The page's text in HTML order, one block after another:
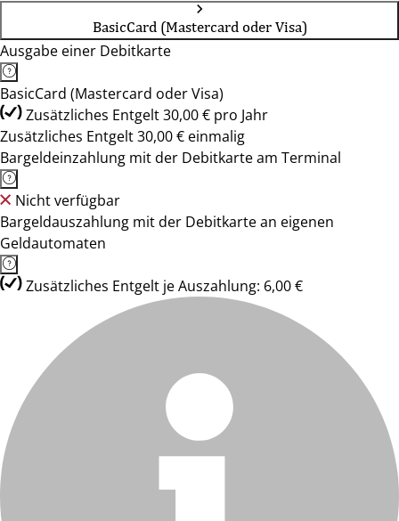
BasicCard (Mastercard oder Visa)
Ausgabe einer Debitkarte
BasicCard (Mastercard oder Visa)
Zusätzliches Entgelt 30,00 € pro Jahr
Zusätzliches Entgelt 30,00 € einmalig
Bargeldeinzahlung mit der Debitkarte am Terminal
Nicht verfügbar
Bargeldauszahlung mit der Debitkarte an eigenen
Geldautomaten
Zusätzliches Entgelt je Auszahlung: 6,00 €